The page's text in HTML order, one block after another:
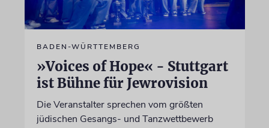
BADEN-WÜRTTEMBERG
»Voices of Hope« - Stuttgart
ist Bühne für Jewrovision
Die Veranstalter sprechen vom größten
jüdischen Gesangs- und Tanzwettbewerb